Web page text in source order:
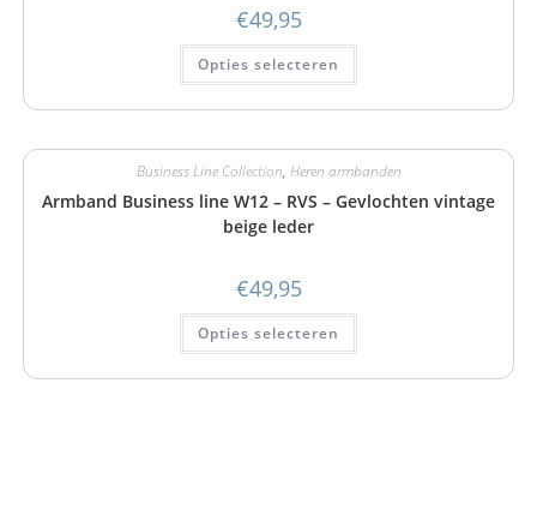
€49,95
Opties selecteren
Business Line Collection, Heren armbanden
Armband Business line W12 – RVS – Gevlochten vintage
beige leder
€49,95
Opties selecteren